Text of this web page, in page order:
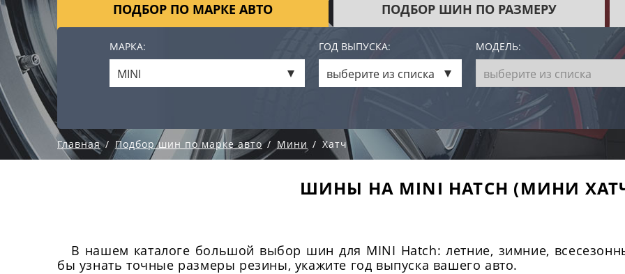
ПОДБОР ПО МАРКЕ АВТО ПОДБОР ШИН ПО РАЗМЕРУ
МАРКА: ГОД ВЫПУСКА: МОДЕЛЬ:
MINI выберите из списка выберите из списка
Главная Подбор шин по марке авто Мини Хатч
ШИНЫ НА MINI HATCH (МИНИ
В нашем каталоге большой выбор шин для MINI Hatch: летние, зимние,
бы узнать точные размеры резины, укажите год выпуска вашего авто.